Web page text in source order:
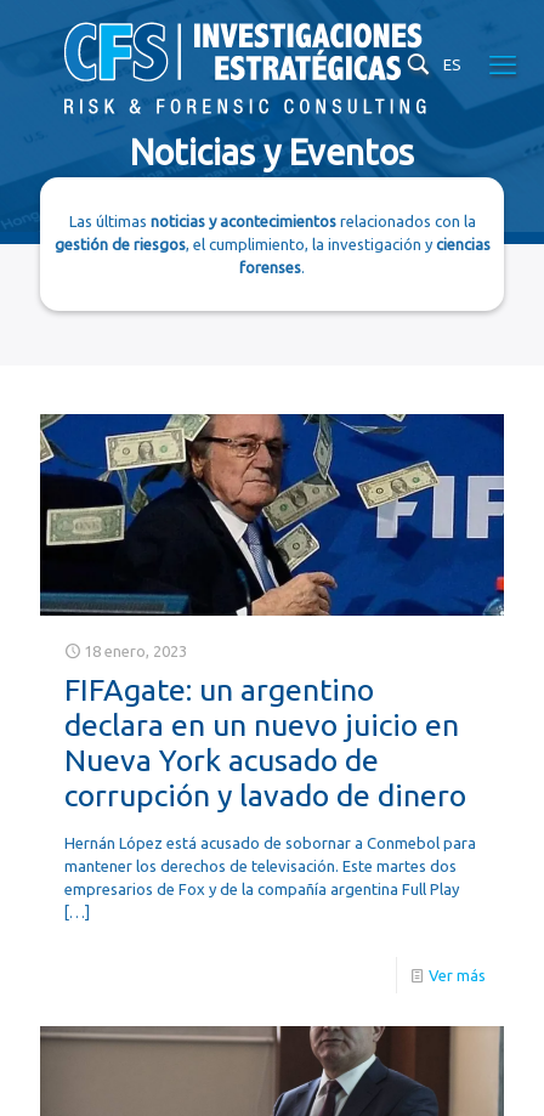
ES
Noticias y Eventos
Las últimas noticias y acontecimientosrelacionados con la
gestión de riesgos, el cumplimiento, la investigación yciencias
forenses.
18 enero, 2023
FIFAgate: un argentino
declara en un nuevo juicio en
Nueva York acusado de
corrupción y lavado de dinero
Hernán López está acusado de sobornar a Conmebol para
mantener los derechos de televisación. Este martes dos
empresarios de Fox y de la compañía argentina Full Play
[…]
Ver más